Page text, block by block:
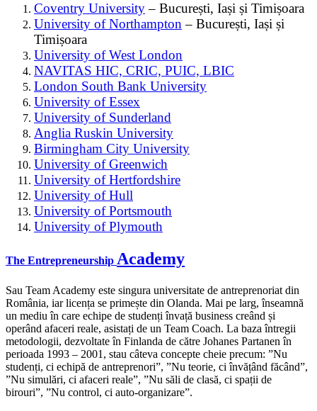
Coventry University– București, Iași și Timișoara
University of Northampton – București, Iași și
Timișoara
University of West London
NAVITAS HIC, CRIC, PUIC, LBIC
London South Bank University
University of Essex
University of Sunderland
Anglia Ruskin University
Birmingham City University
University of Greenwich
University of Hertfordshire
University of Hull
University of Portsmouth
University of Plymouth
The Entrepreneurship Academy
Sau Team Academy este singura universitate de antreprenoriat din
România, iar licența se primește din Olanda. Mai pe larg, înseamnă
un mediu în care echipe de studenți învață business creând și
operând afaceri reale, asistați de un Team Coach. La baza întregii
metodologii, dezvoltate în Finlanda de către Johanes Partanen în
perioada 1993 – 2001, stau câteva concepte cheie precum: ”Nu
studenți, ci echipă de antreprenori”, ”Nu teorie, ci învățând făcând”,
”Nu simulări, ci afaceri reale”, ”Nu săli de clasă, ci spații de
birouri”, ”Nu control, ci auto-organizare”.